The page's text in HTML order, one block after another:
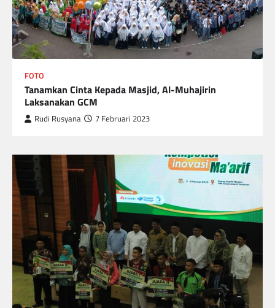
FOTO
Tanamkan Cinta Kepada Masjid, Al-Muhajirin
Laksanakan GCM
Rudi Rusyana 7 Februari 2023